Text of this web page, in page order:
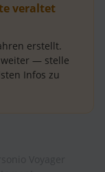
veraltet
erstellt.
weiter — stelle
Infos zu